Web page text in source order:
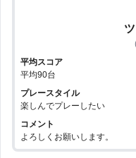
平均スコア
平均90台
プレースタイル
楽しんでプレーしたい
コメント
よろしくお願いします。